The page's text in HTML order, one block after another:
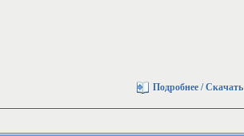
Подробнее / Скачать